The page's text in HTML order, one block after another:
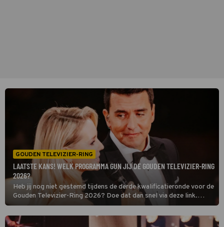
GOUDEN TELEVIZIER-RING
LAATSTE KANS! WELK PROGRAMMA GUN JIJ DE GOUDEN TELEVIZIER-RING
2026?
Heb jij nog niet gestemd tijdens de derde kwalificatieronde voor de
Gouden Televizier-Ring 2026? Doe dat dan snel via deze link.
Woensdag om 10:00 uur sluiten de stembussen!